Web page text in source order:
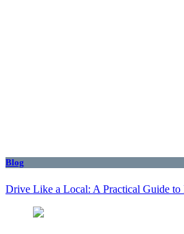
Blog
Drive Like a Local: A Practical Guide to